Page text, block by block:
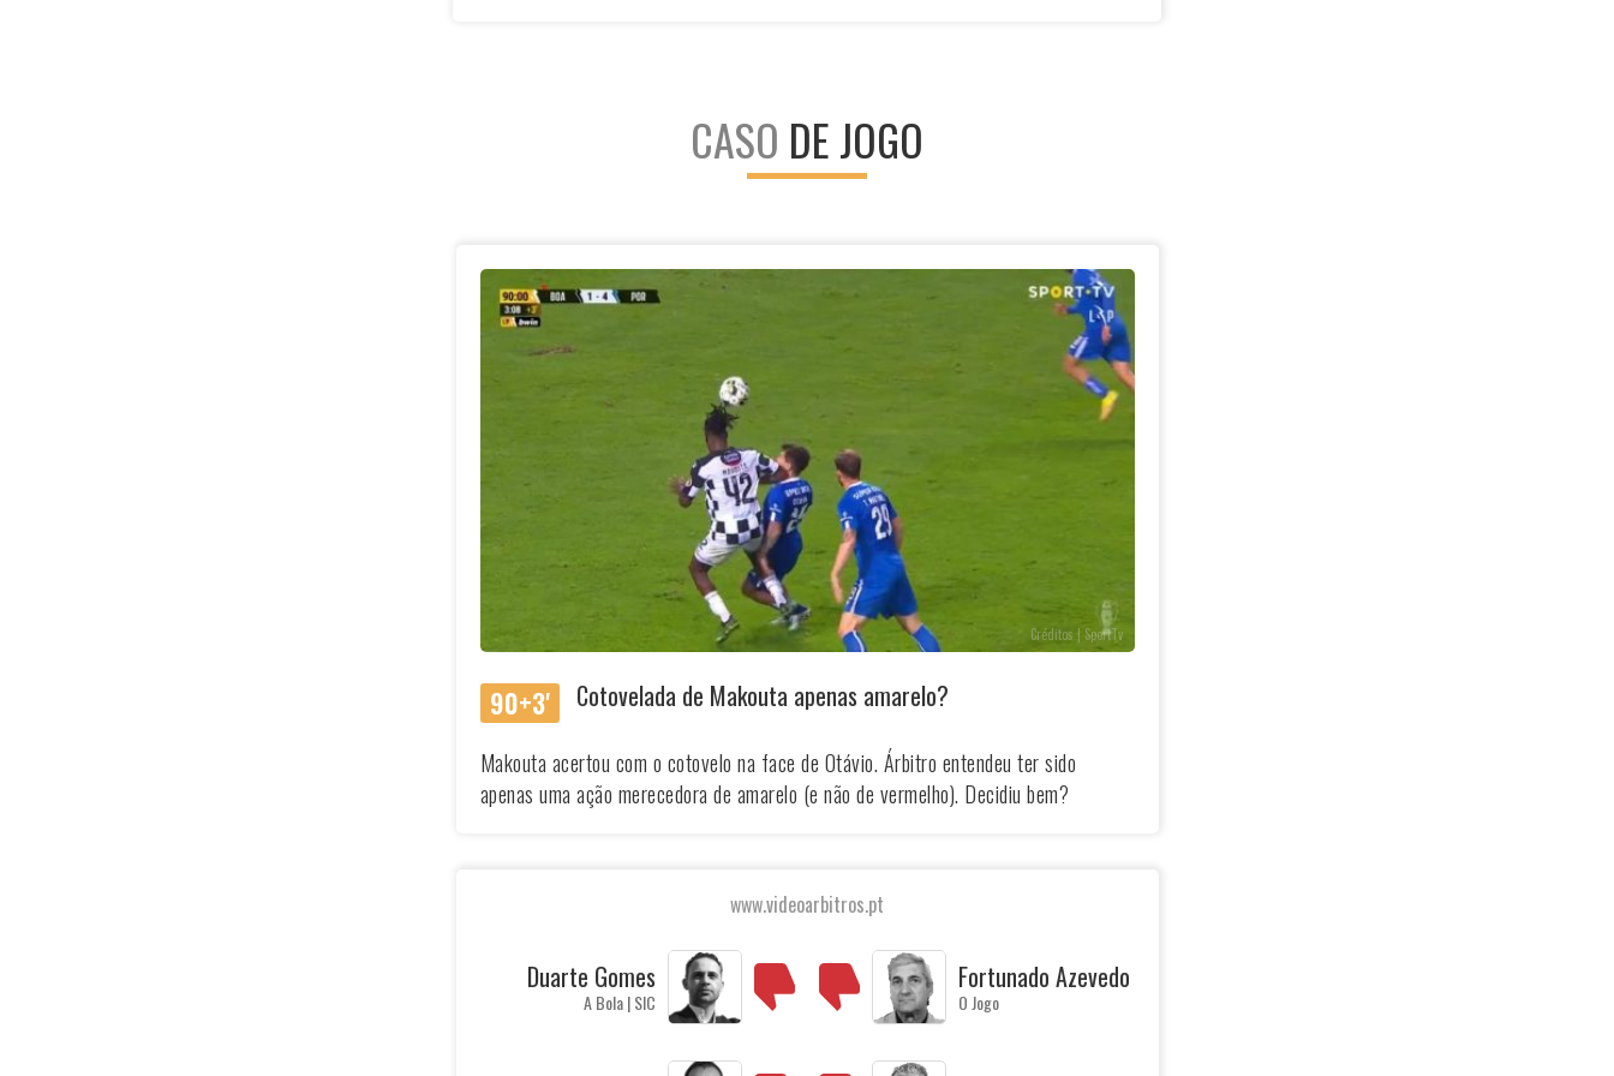
CASO DE JOGO
Créditos | SportTv
90+3' Cotovelada de Makouta apenas amarelo?
Makouta acertou com o cotovelo na face de Otávio. Árbitro entendeu ter sido
apenas uma ação merecedora de amarelo (e não de vermelho). Decidiu bem?
www.videoarbitros.pt
Duarte Gomes
A Bola | SIC
Fortunado Azevedo
O Jogo